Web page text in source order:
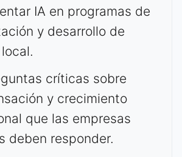
IA en programas de
y desarrollo de
críticas sobre
y crecimiento
que las empresas
deben responder.